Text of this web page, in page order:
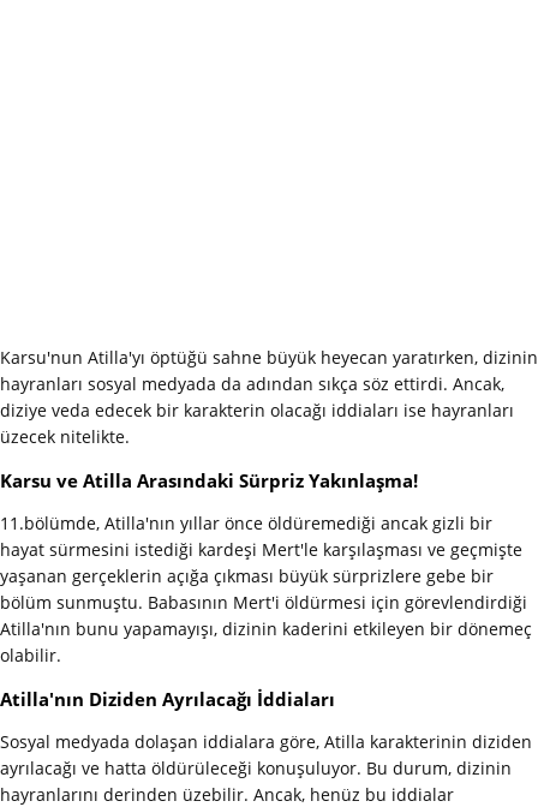
Karsu'nun Atilla'yı öptüğü sahne büyük heyecan yaratırken, dizinin
hayranları sosyal medyada da adından sıkça söz ettirdi. Ancak,
diziye veda edecek bir karakterin olacağı iddiaları ise hayranları
üzecek nitelikte.
Karsu ve Atilla Arasındaki Sürpriz Yakınlaşma!
11.bölümde, Atilla'nın yıllar önce öldüremediği ancak gizli bir
hayat sürmesini istediği kardeşi Mert'le karşılaşması ve geçmişte
yaşanan gerçeklerin açığa çıkması büyük sürprizlere gebe bir
bölüm sunmuştu. Babasının Mert'i öldürmesi için görevlendirdiği
Atilla'nın bunu yapamayışı, dizinin kaderini etkileyen bir dönemeç
olabilir.
Atilla'nın Diziden Ayrılacağı İddiaları
Sosyal medyada dolaşan iddialara göre, Atilla karakterinin diziden
ayrılacağı ve hatta öldürüleceği konuşuluyor. Bu durum, dizinin
hayranlarını derinden üzebilir. Ancak, henüz bu iddialar